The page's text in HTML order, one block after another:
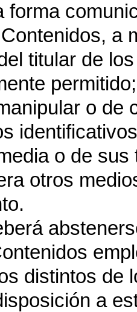
forma
a
titular de
permitido;
o de
o de
otros
distintos de
a